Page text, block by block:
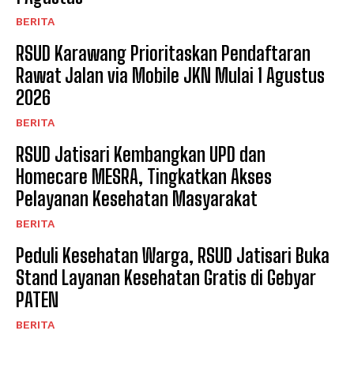
BERITA
RSUD Karawang Prioritaskan Pendaftaran
Rawat Jalan via Mobile JKN Mulai 1 Agustus
2026
BERITA
RSUD Jatisari Kembangkan UPD dan
Homecare MESRA, Tingkatkan Akses
Pelayanan Kesehatan Masyarakat
BERITA
Peduli Kesehatan Warga, RSUD Jatisari Buka
Stand Layanan Kesehatan Gratis di Gebyar
PATEN
BERITA